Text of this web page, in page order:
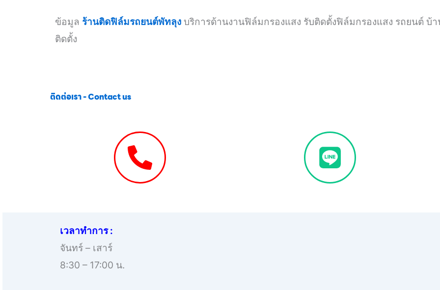
ข้อมูล ร้านติดฟิล์มรถยนต์พัทลุง บริการด้านงานฟิล์มกรองแสง รับติดตั้งฟิล์มกรองแสง รถยนต์ บ้
ติดตั้ง
ติดต่อเรา - Contact us
เวลาทำการ :
จันทร์ – เสาร์
8:30 – 17:00 น.